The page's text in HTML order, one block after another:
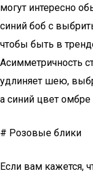
могут интересно
синий боб с
чтобы быть в
Асимметричность
удлиняет шею,
а синий цвет омбре
# Розовые блики
Если вам кажется,